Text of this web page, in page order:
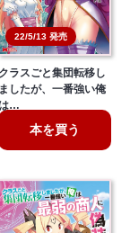
22/5/13 発売
クラスごと集団転移し
ましたが、一番強い俺
…
本を買う